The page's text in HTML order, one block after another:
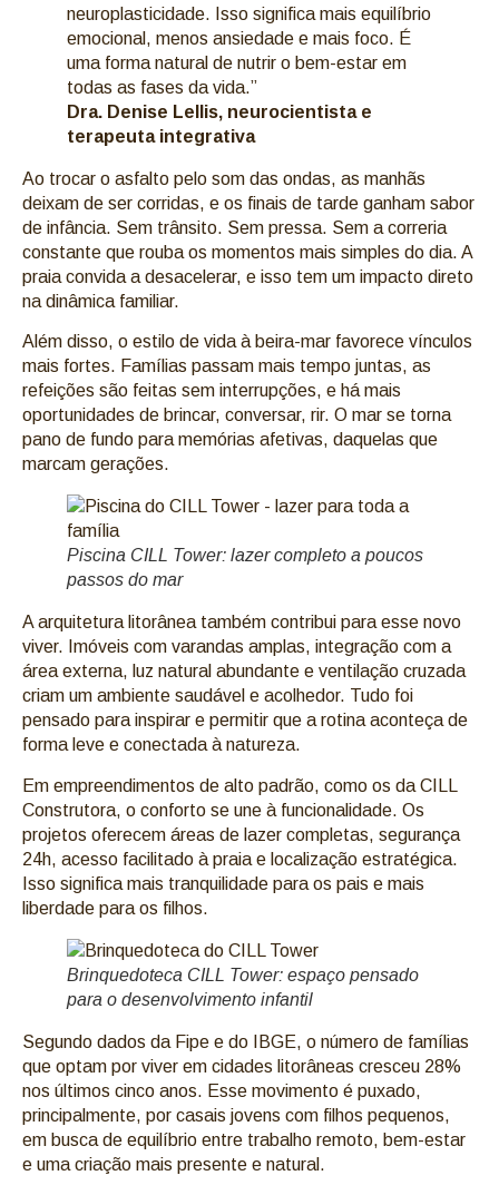
neuroplasticidade. Isso significa mais equilíbrio
emocional, menos ansiedade e mais foco. É
uma forma natural de nutrir o bem-estar em
todas as fases da vida.”
Dra. Denise Lellis, neurocientista e
terapeuta integrativa
Ao trocar o asfalto pelo som das ondas, as manhãs
deixam de ser corridas, e os finais de tarde ganham sabor
de infância. Sem trânsito. Sem pressa. Sem a correria
constante que rouba os momentos mais simples do dia. A
praia convida a desacelerar, e isso tem um impacto direto
na dinâmica familiar.
Além disso, o estilo de vida à beira-mar favorece vínculos
mais fortes. Famílias passam mais tempo juntas, as
refeições são feitas sem interrupções, e há mais
oportunidades de brincar, conversar, rir. O mar se torna
pano de fundo para memórias afetivas, daquelas que
marcam gerações.
Piscina CILL Tower: lazer completo a poucos
passos do mar
A arquitetura litorânea também contribui para esse novo
viver. Imóveis com varandas amplas, integração com a
área externa, luz natural abundante e ventilação cruzada
criam um ambiente saudável e acolhedor. Tudo foi
pensado para inspirar e permitir que a rotina aconteça de
forma leve e conectada à natureza.
Em empreendimentos de alto padrão, como os da CILL
Construtora, o conforto se une à funcionalidade. Os
projetos oferecem áreas de lazer completas, segurança
24h, acesso facilitado à praia e localização estratégica.
Isso significa mais tranquilidade para os pais e mais
liberdade para os filhos.
Brinquedoteca CILL Tower: espaço pensado
para o desenvolvimento infantil
Segundo dados da Fipe e do IBGE, o número de famílias
que optam por viver em cidades litorâneas cresceu 28%
nos últimos cinco anos. Esse movimento é puxado,
principalmente, por casais jovens com filhos pequenos,
em busca de equilíbrio entre trabalho remoto, bem-estar
e uma criação mais presente e natural.